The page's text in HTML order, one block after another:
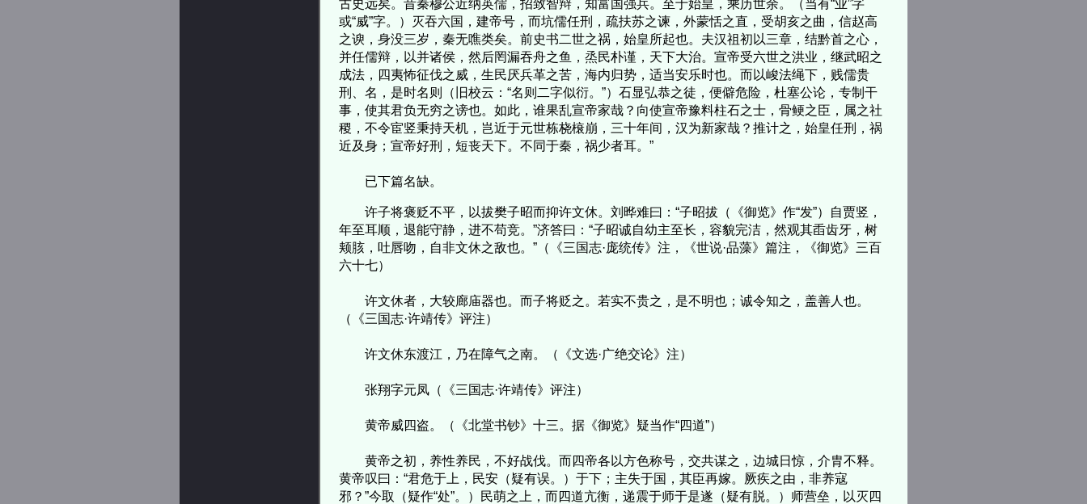
古史远矣。昔秦穆公近纳英儒，招致智辩，知富国强兵。至于始皇，乘历世余。（当有“业”字
或“威”字。）灭吞六国，建帝号，而坑儒任刑，疏扶苏之谏，外蒙恬之直，受胡亥之曲，信赵高
之谀，身没三岁，秦无噍类矣。前史书二世之祸，始皇所起也。夫汉祖初以三章，结黔首之心，
并任儒辩，以并诸侯，然后罔漏吞舟之鱼，烝民朴谨，天下大治。宣帝受六世之洪业，继武昭之
成法，四夷怖征伐之威，生民厌兵革之苦，海内归势，适当安乐时也。而以峻法绳下，贱儒贵
刑、名，是时名则（旧校云：“名则二字似衍。”）石显弘恭之徒，便僻危险，杜塞公论，专制干
事，使其君负无穷之谤也。如此，谁果乱宣帝家哉？向使宣帝豫料柱石之士，骨鲠之臣，属之社
稷，不令宦竖秉持天机，岂近于元世栋桡榱崩，三十年间，汉为新家哉？推计之，始皇任刑，祸
近及身；宣帝好刑，短丧天下。不同于秦，祸少者耳。”
已下篇名缺。
许子将褒贬不平，以拔樊子昭而抑许文休。刘晔难曰：“子昭拔（《御览》作“发”）自贾竖，
年至耳顺，退能守静，进不苟竞。”济答曰：“子昭诚自幼主至长，容貌完洁，然观其臿齿牙，树
颊胲，吐唇吻，自非文休之敌也。”（《三国志·庞统传》注，《世说·品藻》篇注，《御览》三百
六十七）
许文休者，大较廊庙器也。而子将贬之。若实不贵之，是不明也；诚令知之，盖善人也。
（《三国志·许靖传》评注）
许文休东渡江，乃在障气之南。（《文选·广绝交论》注）
张翔字元凤（《三国志·许靖传》评注）
黄帝威四盗。（《北堂书钞》十三。据《御览》疑当作“四道”）
黄帝之初，养性养民，不好战伐。而四帝各以方色称号，交共谋之，边城日惊，介胄不释。
黄帝叹曰：“君危于上，民安（疑有误。）于下；主失于国，其臣再嫁。厥疾之由，非养寇
邪？”今取（疑作“处”。）民萌之上，而四道亢衡，递震于师于是遂（疑有脱。）师营垒，以灭四